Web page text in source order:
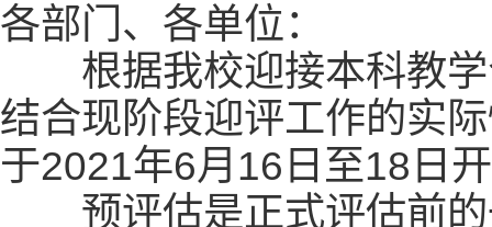
各部门、各单位：
根据我校迎接本科教学
结合现阶段迎评工作的实
于2021年6月16日至18日
预评估是正式评估前的